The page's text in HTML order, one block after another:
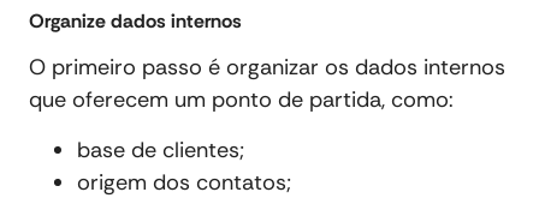
Organize dados internos
O primeiro passo é organizar os dados internos
que oferecem um ponto de partida, como:
base de clientes;
origem dos contatos;